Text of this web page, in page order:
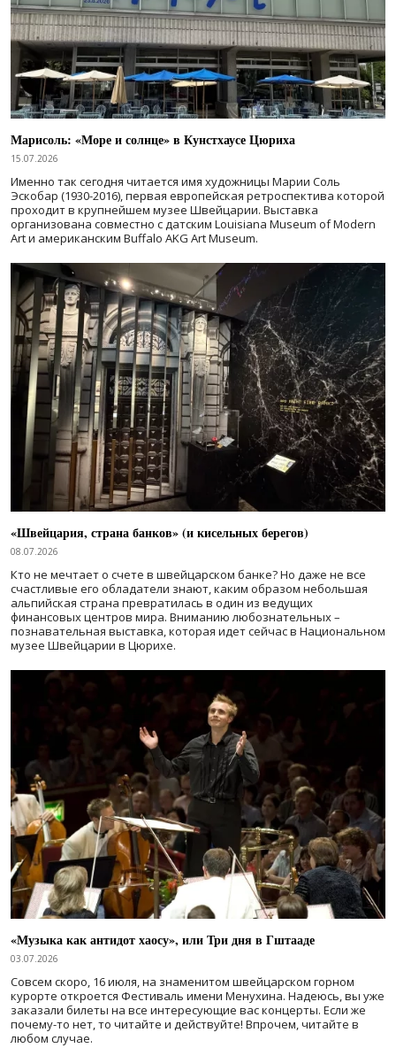
Марисоль: «Море и солнце» в Кунстхаусе Цюриха
15.07.2026
Именно так сегодня читается имя художницы Марии Соль
Эскобар (1930-2016), первая европейская ретроспектива которой
проходит в крупнейшем музее Швейцарии. Выставка
организована совместно с датским Louisiana Museum of Modern
Art и американским Buffalo AKG Art Museum.
«Швейцария, страна банков» (и кисельных берегов)
08.07.2026
Кто не мечтает о счете в швейцарском банке? Но даже не все
счастливые его обладатели знают, каким образом небольшая
альпийская страна превратилась в один из ведущих
финансовых центров мира. Вниманию любознательных –
познавательная выставка, которая идет сейчас в Национальном
музее Швейцарии в Цюрихе.
«Музыка как антидот хаосу», или Три дня в Гштааде
03.07.2026
Совсем скоро, 16 июля, на знаменитом швейцарском горном
курорте откроется Фестиваль имени Менухина. Надеюсь, вы уже
заказали билеты на все интересующие вас концерты. Если же
почему-то нет, то читайте и действуйте! Впрочем, читайте в
любом случае.